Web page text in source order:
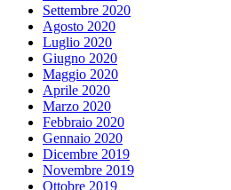
Settembre 2020
Agosto 2020
Luglio 2020
Giugno 2020
Maggio 2020
Aprile 2020
Marzo 2020
Febbraio 2020
Gennaio 2020
Dicembre 2019
Novembre 2019
Ottobre 2019